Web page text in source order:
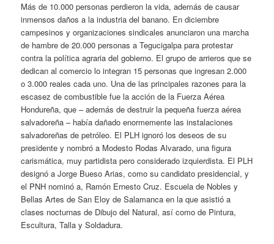
Más de 10.000 personas perdieron la vida, además de causar
inmensos daños a la industria del banano. En diciembre
campesinos y organizaciones sindicales anunciaron una marcha
de hambre de 20.000 personas a Tegucigalpa para protestar
contra la política agraria del gobierno. El grupo de arrieros que se
dedican al comercio lo integran 15 personas que ingresan 2.000
o 3.000 reales cada uno. Una de las principales razones para la
escasez de combustible fue la acción de la Fuerza Aérea
Hondureña, que – además de destruir la pequeña fuerza aérea
salvadoreña – había dañado enormemente las instalaciones
salvadoreñas de petróleo. El PLH ignoró los deseos de su
presidente y nombró a Modesto Rodas Alvarado, una figura
carismática, muy partidista pero considerado izquierdista. El PLH
designó a Jorge Bueso Arias, como su candidato presidencial, y
el PNH nominó a, Ramón Ernesto Cruz. Escuela de Nobles y
Bellas Artes de San Eloy de Salamanca en la que asistió a
clases nocturnas de Dibujo del Natural, así como de Pintura,
Escultura, Talla y Soldadura.